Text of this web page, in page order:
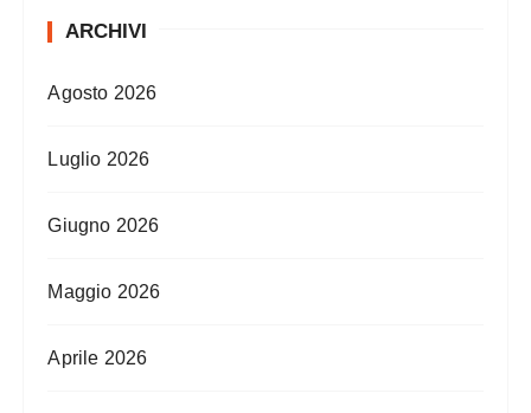
ARCHIVI
Agosto 2026
Luglio 2026
Giugno 2026
Maggio 2026
Aprile 2026